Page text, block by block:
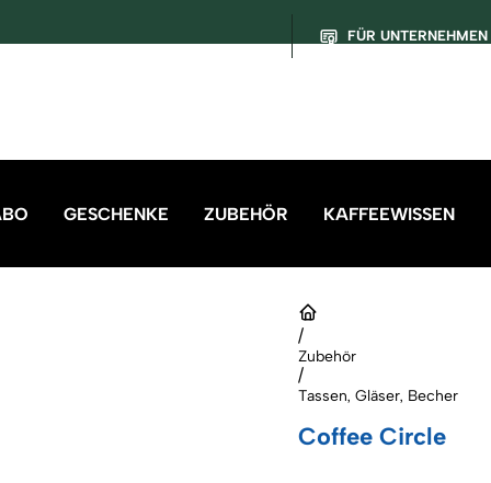
FÜR UNTERNEHMEN
GESCHENKE ZUBEHÖR KAFFEEWISSEN
/
Zubehör
/
Tassen, Gläser, Becher
Coffee Circle